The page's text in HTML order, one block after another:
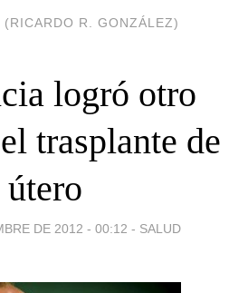
(RICARDO R. GONZÁLEZ)
logró otro
trasplante de
útero
DE 2012 - 00:12 - SALUD